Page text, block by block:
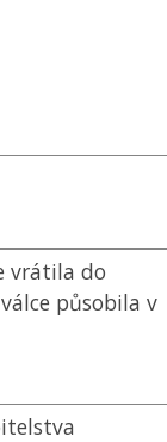
vrátila do
působila v